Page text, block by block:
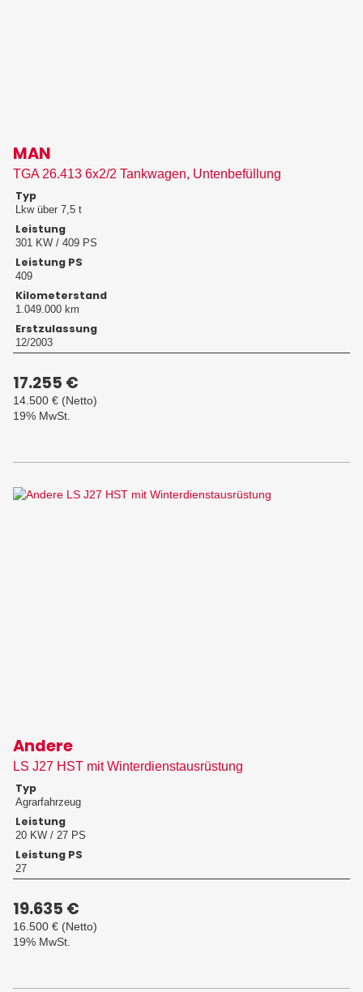
MAN
TGA 26.413 6x2/2 Tankwagen, Untenbefüllung
Typ
Lkw über 7,5 t
Leistung
301 KW / 409 PS
Leistung PS
409
Kilometerstand
1.049.000 km
Erstzulassung
12/2003
17.255 €
14.500 € (Netto)
19% MwSt.
Andere
LS J27 HST mit Winterdienstausrüstung
Typ
Agrarfahrzeug
Leistung
20 KW / 27 PS
Leistung PS
27
19.635 €
16.500 € (Netto)
19% MwSt.